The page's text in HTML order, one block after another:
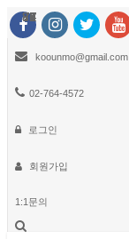
koounmo@gmail.com
02-764-4572
로그인
회원가입
1:1문의
87
86
85
84
83
82
81
80
79
78
77
76
75
74
73